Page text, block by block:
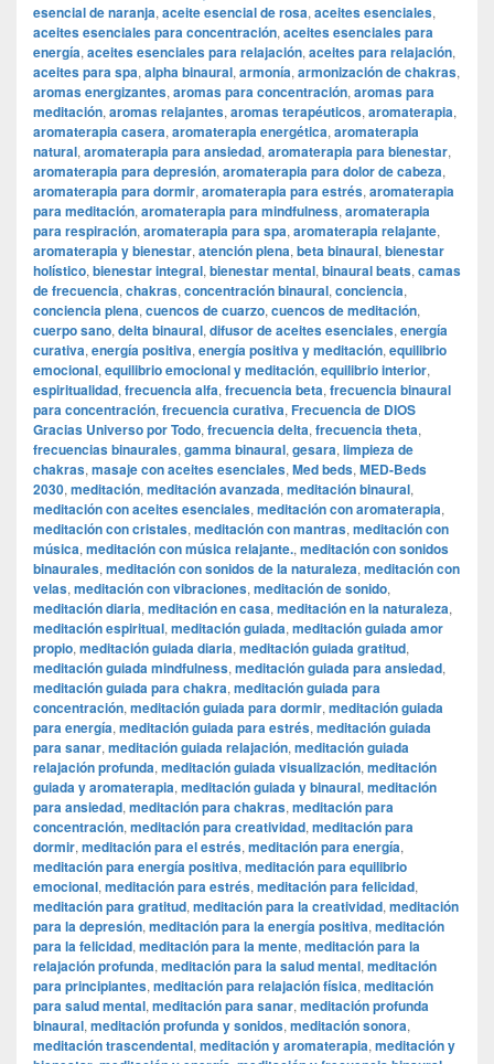
esencial de naranja, aceite esencial de rosa, aceites esenciales,
aceites esenciales para concentración, aceites esenciales para
energía, aceites esenciales para relajación, aceites para relajación,
aceites para spa, alpha binaural, armonía, armonización de chakras,
aromas energizantes, aromas para concentración, aromas para
meditación, aromas relajantes, aromas terapéuticos, aromaterapia,
aromaterapia casera, aromaterapia energética, aromaterapia
natural, aromaterapia para ansiedad, aromaterapia para bienestar,
aromaterapia para depresión, aromaterapia para dolor de cabeza,
aromaterapia para dormir, aromaterapia para estrés, aromaterapia
para meditación, aromaterapia para mindfulness, aromaterapia
para respiración, aromaterapia para spa, aromaterapia relajante,
aromaterapia y bienestar, atención plena, beta binaural, bienestar
holístico, bienestar integral, bienestar mental, binaural beats, camas
de frecuencia, chakras, concentración binaural, conciencia,
conciencia plena, cuencos de cuarzo, cuencos de meditación,
cuerpo sano, delta binaural, difusor de aceites esenciales, energía
curativa, energía positiva, energía positiva y meditación, equilibrio
emocional, equilibrio emocional y meditación, equilibrio interior,
espiritualidad, frecuencia alfa, frecuencia beta, frecuencia binaural
para concentración, frecuencia curativa, Frecuencia de DIOS
Gracias Universo por Todo, frecuencia delta, frecuencia theta,
frecuencias binaurales, gamma binaural, gesara, limpieza de
chakras, masaje con aceites esenciales, Med beds, MED-Beds
2030, meditación, meditación avanzada, meditación binaural,
meditación con aceites esenciales, meditación con aromaterapia,
meditación con cristales, meditación con mantras, meditación con
música, meditación con música relajante., meditación con sonidos
binaurales, meditación con sonidos de la naturaleza, meditación con
velas, meditación con vibraciones, meditación de sonido,
meditación diaria, meditación en casa, meditación en la naturaleza,
meditación espiritual, meditación guiada, meditación guiada amor
propio, meditación guiada diaria, meditación guiada gratitud,
meditación guiada mindfulness, meditación guiada para ansiedad,
meditación guiada para chakra, meditación guiada para
concentración, meditación guiada para dormir, meditación guiada
para energía, meditación guiada para estrés, meditación guiada
para sanar, meditación guiada relajación, meditación guiada
relajación profunda, meditación guiada visualización, meditación
guiada y aromaterapia, meditación guiada y binaural, meditación
para ansiedad, meditación para chakras, meditación para
concentración, meditación para creatividad, meditación para
dormir, meditación para el estrés, meditación para energía,
meditación para energía positiva, meditación para equilibrio
emocional, meditación para estrés, meditación para felicidad,
meditación para gratitud, meditación para la creatividad, meditación
para la depresión, meditación para la energía positiva, meditación
para la felicidad, meditación para la mente, meditación para la
relajación profunda, meditación para la salud mental, meditación
para principiantes, meditación para relajación física, meditación
para salud mental, meditación para sanar, meditación profunda
binaural, meditación profunda y sonidos, meditación sonora,
meditación trascendental, meditación y aromaterapia, meditación y